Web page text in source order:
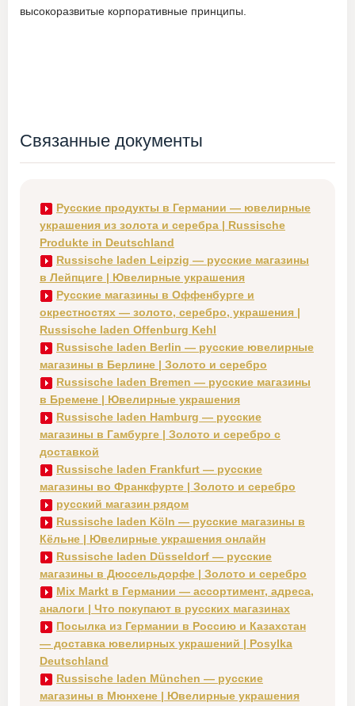
высокоразвитые корпоративные принципы.
Связанные документы
Русские продукты в Германии — ювелирные
украшения из золота и серебра | Russische
Produkte in Deutschland
Russische laden Leipzig — русские магазины
в Лейпциге | Ювелирные украшения
Русские магазины в Оффенбурге и
окрестностях — золото, серебро, украшения |
Russische laden Offenburg Kehl
Russische laden Berlin — русские ювелирные
магазины в Берлине | Золото и серебро
Russische laden Bremen — русские магазины
в Бремене | Ювелирные украшения
Russische laden Hamburg — русские
магазины в Гамбурге | Золото и серебро с
доставкой
Russische laden Frankfurt — русские
магазины во Франкфурте | Золото и серебро
русский магазин рядом
Russische laden Köln — русские магазины в
Кёльне | Ювелирные украшения онлайн
Russische laden Düsseldorf — русские
магазины в Дюссельдорфе | Золото и серебро
Mix Markt в Германии — ассортимент, адреса,
аналоги | Что покупают в русских магазинах
Посылка из Германии в Россию и Казахстан
— доставка ювелирных украшений | Posylka
Deutschland
Russische laden München — русские
магазины в Мюнхене | Ювелирные украшения